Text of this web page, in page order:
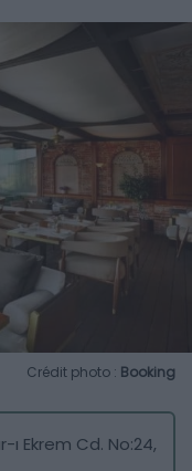
Crédit photo : Booking
Ekrem Cd. No:24,